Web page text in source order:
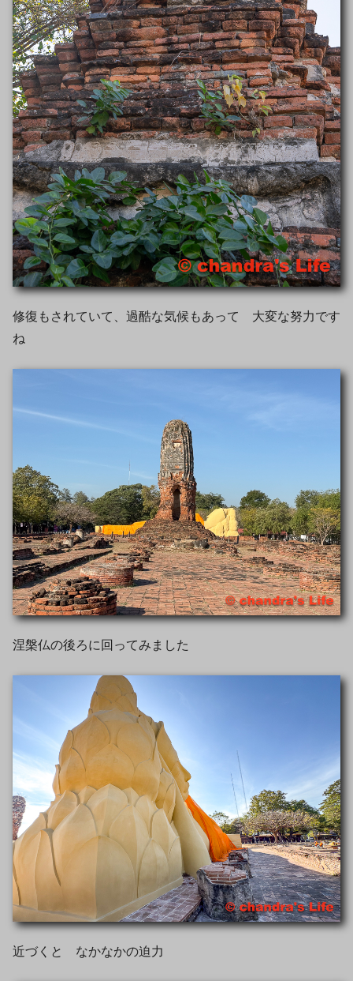
修復もされていて、過酷な気候もあって 大変な努力です
ね
涅槃仏の後ろに回ってみました
近づくと なかなかの迫力